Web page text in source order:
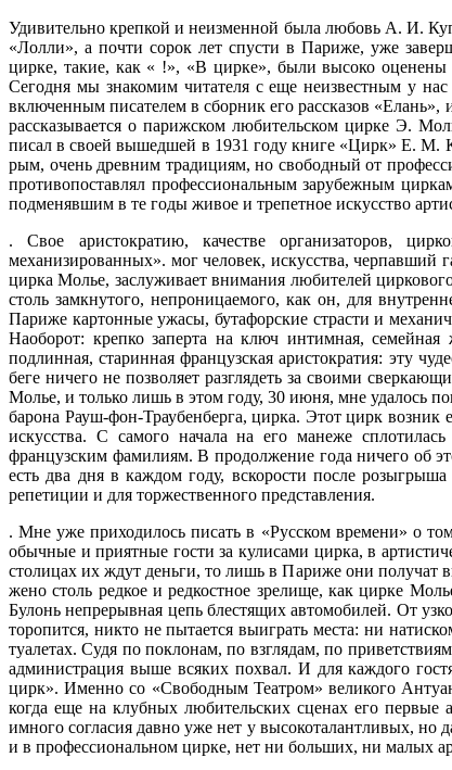
Удивительно крепкой и неизменной была любовь А. И.
«Лолли», а почти сорок лет спусти в Париже, уже
цирке, такие, как « !», «В цирке», были высоко
Сегодня мы знакомим читателя с еще неизвестным у
включенным писателем в сборник его рассказов
рассказывается о парижском любительском цирке Э.
писал в своей вышедшей в 1931 году книге «Цирк» Е. М.
рым, очень древним традициям, но свобод­ный от
противопоставлял профессиональным зарубежным
подменявшим в те годы живое и трепетное искусство
. Свое аристократию, качестве организаторов,
механизированных». мог человек, искусства, черпавший
цирка Молье, заслуживает внимания любителей
столь замкнуто­го, непроницаемого, как он, для
Париже картонные ужасы, бутафорские страсти и
Наоборот: крепко заперта на ключ ин­тимная,
подлинная, старинная французская аристократия: эту
беге ничего не позволяет разглядеть за своими
Молье, и только лишь в этом году, 30 июня, мне удалось
барона Рауш-фон-Траубенберга, цирка. Этот цирк
искусства. С самого начала на его манеже
французским фамилиям. В продолжение года ничего об
есть два дня в каждом году, вскорости после
репетиции и для торжест­венного представления.
. Мне уже приходилось писать в «Рус­ском времени» о
обычные и при­ятные гости за кулисами цирка, в
столицах их ждут деньги, то лишь в Париже они
жено столь редкое и редкостное зрелище, как цирке
Булонь непрерывная цепь блестя­щих автомобилей. От
торопит­ся, никто не пытается выиграть места: ни
туалетах. Судя по поклонам, по взглядам, по
администрация выше всяких похвал. И для каждого
цирк». Именно со «Свободным Театром» великого
когда еще на клубных любительских сце­нах его
имного согласия давно уже нет у высоко­талантливых,
и в профессиональном цирке, нет ни больших, ни малых